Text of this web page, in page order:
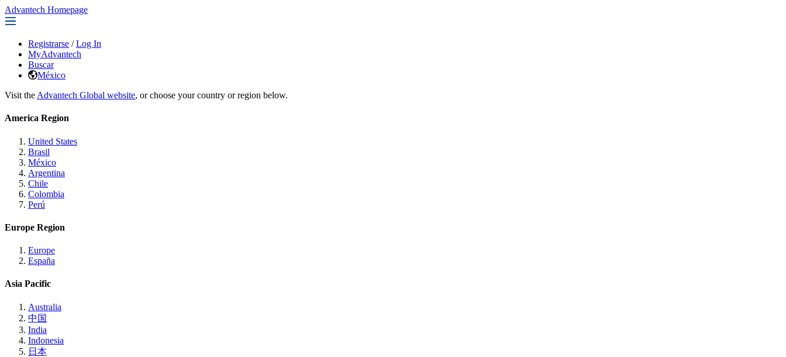
Advantech Homepage
Registrarse / Log In
MyAdvantech
Buscar
México
Visit the Advantech Global website, or choose your country or region below.
America Region
United States
Brasil
México
Argentina
Chile
Colombia
Perú
Europe Region
Europe
España
Asia Pacific
Australia
中国
India
Indonesia
日本